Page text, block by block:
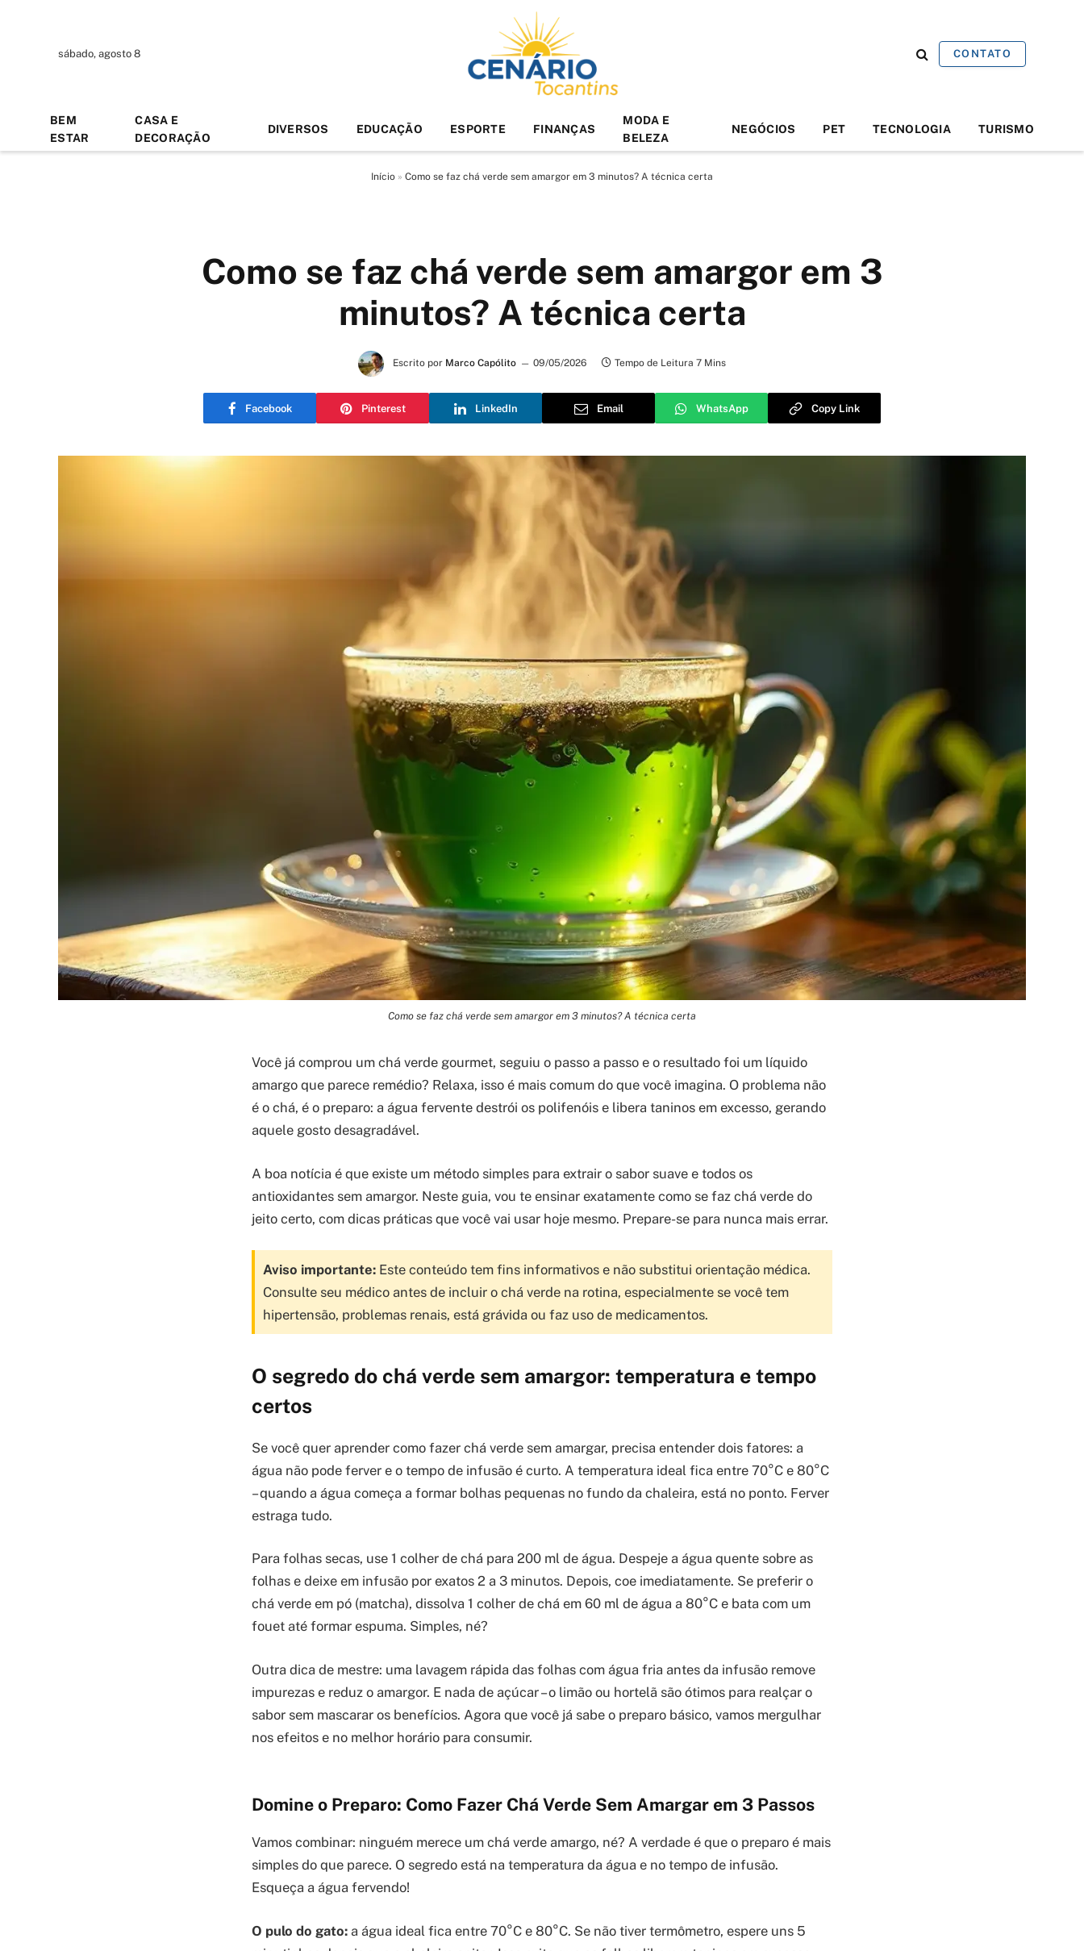
sábado, agosto 8 CONTATO
BEM
ESTAR
CASA E
DECORAÇÃO
DIVERSOS EDUCAÇÃO ESPORTE FINANÇAS
MODA E
BELEZA
NEGÓCIOS PET TECNOLOGIA TURISMO
Início » Como se faz chá verde sem amargor em 3 minutos? A técnica certa
Como se faz chá verde sem amargor em 3
minutos? A técnica certa
Escrito por Marco Capólito 09/05/2026 Tempo de Leitura 7 Mins
Facebook Pinterest LinkedIn Email WhatsApp Copy Link
Como se faz chá verde sem amargor em 3 minutos? A técnica certa
Você já comprou um chá verde gourmet, seguiu o passo a passo e o resultado foi um líquido
amargo que parece remédio? Relaxa, isso é mais comum do que você imagina. O problema não
é o chá, é o preparo: a água fervente destrói os polifenóis e libera taninos em excesso, gerando
aquele gosto desagradável.
A boa notícia é que existe um método simples para extrair o sabor suave e todos os
antioxidantes sem amargor. Neste guia, vou te ensinar exatamente como se faz chá verde do
jeito certo, com dicas práticas que você vai usar hoje mesmo. Prepare-se para nunca mais errar.
Aviso importante: Este conteúdo tem fins informativos e não substitui orientação médica.
Consulte seu médico antes de incluir o chá verde na rotina, especialmente se você tem
hipertensão, problemas renais, está grávida ou faz uso de medicamentos.
O segredo do chá verde sem amargor: temperatura e tempo
certos
Se você quer aprender como fazer chá verde sem amargar, precisa entender dois fatores: a
água não pode ferver e o tempo de infusão é curto. A temperatura ideal fica entre 70°C e 80°C
– quando a água começa a formar bolhas pequenas no fundo da chaleira, está no ponto. Ferver
estraga tudo.
Para folhas secas, use 1 colher de chá para 200 ml de água. Despeje a água quente sobre as
folhas e deixe em infusão por exatos 2 a 3 minutos. Depois, coe imediatamente. Se preferir o
chá verde em pó (matcha), dissolva 1 colher de chá em 60 ml de água a 80°C e bata com um
fouet até formar espuma. Simples, né?
Outra dica de mestre: uma lavagem rápida das folhas com água fria antes da infusão remove
impurezas e reduz o amargor. E nada de açúcar – o limão ou hortelã são ótimos para realçar o
sabor sem mascarar os benefícios. Agora que você já sabe o preparo básico, vamos mergulhar
nos efeitos e no melhor horário para consumir.
Domine o Preparo: Como Fazer Chá Verde Sem Amargar em 3 Passos
Vamos combinar: ninguém merece um chá verde amargo, né? A verdade é que o preparo é mais
simples do que parece. O segredo está na temperatura da água e no tempo de infusão.
Esqueça a água fervendo!
O pulo do gato: a água ideal fica entre 70°C e 80°C. Se não tiver termômetro, espere uns 5